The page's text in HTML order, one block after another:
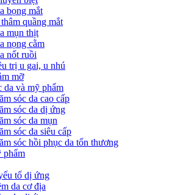
bọng mắt
quầng mắt
mụn thịt
nọng cằm
nốt ruồi
trị u gai, u nhú
mỡ
da và mỹ phẩm
sóc da cao cấp
sóc da dị ứng
sóc da mụn
sóc da siêu cấp
sóc hồi phục da tổn thương
phẩm
tố dị ứng
da cơ địa